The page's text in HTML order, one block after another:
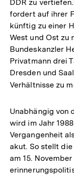
DDR zu vertiefen.
fordert auf ihrer
künftig zu einer
West und Ost zu
Bundeskanzler
Privatmann drei
Dresden und
Verhältnisse zu
Unabhängig von
wird im Jahr
Vergangenheit
akut. So stellt
am 15.